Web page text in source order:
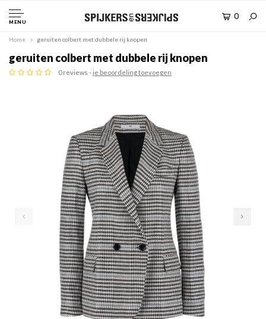
MENU
0
Home geruiten colbert met dubbele rij knopen
geruiten colbert met dubbele rij knopen
0 reviews -je beoordeling toevoegen